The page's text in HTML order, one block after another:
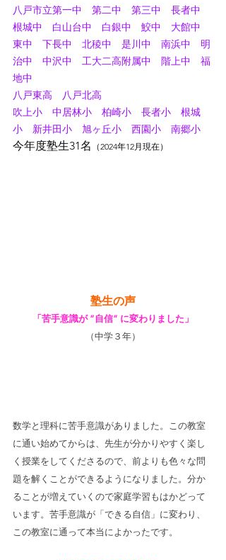
八戸市立第一中　第二中　第三中　長者中
根城中　白山台中　白銀中　鮫中　大館中
東中　下長中　北稜中　是川中　南浜中　明
治中　中沢中　工大二高附属中　階上中　福
地中
八戸東高　八戸北高
吹上小　中居林小　柏崎小　長者小　根城
小　新井田小　旭ヶ丘小　西園小　南郷小
今年度塾生31名 （2024年12月現在）
塾生の声
「苦手意識が ”自信” に変わりました」
（中学３年）
数学と理科に苦手意識がありました。この教室
に通い始めてからは、先生が分かりやすく楽し
く授業をしてくださるので、前よりも色々な問
題を解くことができるようになりました。分か
ることが増えていくので家庭学習もはかどって
います。苦手意識が「できる自信」に変わり、
この教室に通って本当によかったです。